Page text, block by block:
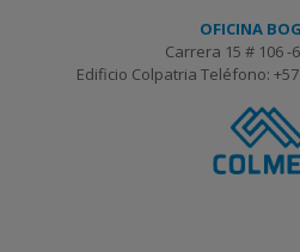
OFICINA
Carrera 15 # 106 -
Edificio Colpatria Teléfono: +57